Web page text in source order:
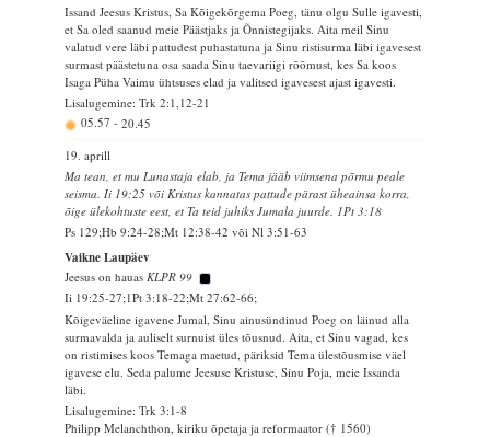
Issand Jeesus Kristus, Sa Kõigekõrgema Poeg, tänu olgu Sulle igavesti,
et Sa oled saanud meie Päästjaks ja Õnnistegijaks. Aita meil Sinu
valatud vere läbi pattudest puhastatuna ja Sinu ristisurma läbi igavesest
surmast päästetuna osa saada Sinu taevariigi rõõmust, kes Sa koos
Isaga Püha Vaimu ühtsuses elad ja valitsed igavesest ajast igavesti.
Lisalugemine: Trk 2:1,12-21
05.57 - 20.45
19. aprill
Ma tean, et mu Lunastaja elab, ja Tema jääb viimsena põrmu peale
seisma. Ii 19:25 või Kristus kannatas pattude pärast üheainsa korra,
õige ülekohtuste eest, et Ta teid juhiks Jumala juurde. 1Pt 3:18
Ps 129;Hb 9:24-28;Mt 12:38-42 või Nl 3:51-63
Vaikne Laupäev
Jeesus on hauas KLPR 99
Ii 19:25-27;1Pt 3:18-22;Mt 27:62-66;
Kõigeväeline igavene Jumal, Sinu ainusündinud Poeg on läinud alla
surmavalda ja auliselt surnuist üles tõusnud. Aita, et Sinu vagad, kes
on ristimises koos Temaga maetud, päriksid Tema ülestõusmise väel
igavese elu. Seda palume Jeesuse Kristuse, Sinu Poja, meie Issanda
läbi.
Lisalugemine: Trk 3:1-8
Philipp Melanchthon, kiriku õpetaja ja reformaator († 1560)